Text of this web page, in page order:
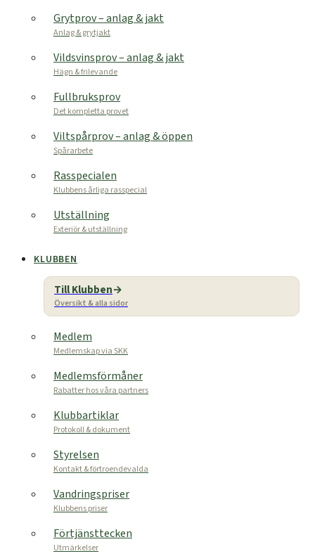
Grytprov – anlag & jakt
Anlag & grytjakt
Vildsvinsprov – anlag & jakt
Hägn & frilevande
Fullbruksprov
Det kompletta provet
Viltspårprov – anlag & öppen
Spårarbete
Rasspecialen
Klubbens årliga rasspecial
Utställning
Exteriör & utställning
KLUBBEN
Till Klubben
Översikt & alla sidor
Medlem
Medlemskap via SKK
Medlemsförmåner
Rabatter hos våra partners
Klubbartiklar
Protokoll & dokument
Styrelsen
Kontakt & förtroendevalda
Vandringspriser
Klubbens priser
Förtjänsttecken
Utmärkelser